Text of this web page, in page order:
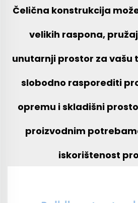
Čelična konstrukcija
velikih raspona,
unutarnji prostor za vašu
slobodno rasporediti
opremu i skladišni
proizvodnim
iskorištenost